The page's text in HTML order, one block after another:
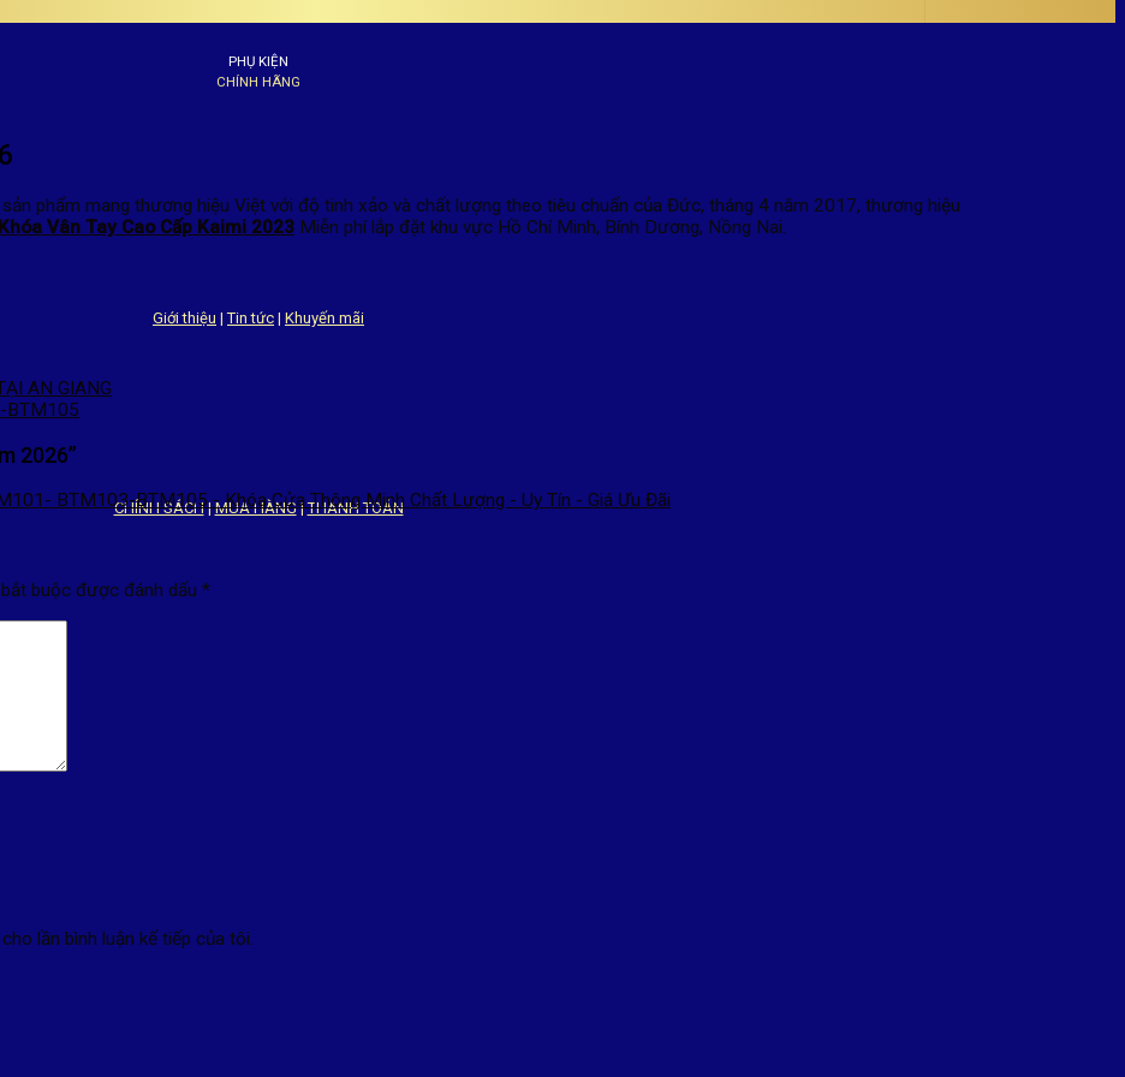
PHỤ KIỆN
CHÍNH HÃNG
Giới thiệu |Tin tức | Khuyến mãi
CHÍNH SÁCH|MUA HÀNG|THANH TOÁN
phẩm mang thương hiệu Việt với độ tinh xảo và chất lượng theo tiêu chuẩn của Đức, tháng 4 năm 2017, thương hiệu
Vân Tay Cao Cấp Kaimi 2023 Miễn phí lắp đặt khu vực Hồ Chí Minh, Bính Dương, Nồng Nai.
AN GIANG
BTM105
2026”
BTM103-BTM105 - Khóa Cửa Thông Minh Chất Lượng - Uy Tín - Giá Ưu Đãi
buộc được đánh dấu *
lần bình luận kế tiếp của tôi.